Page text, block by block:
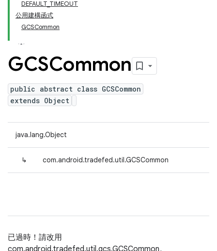
DEFAULT_TIMEOUT
公用建構函式
GCSCommon
GCSCommon
public abstract class GCSCommon
extends Object
java.lang.Object
↳ com.android.tradefed.util.GCSCommon
已過時！請改用
com.android.tradefed.util.gcs.GCSCommon。